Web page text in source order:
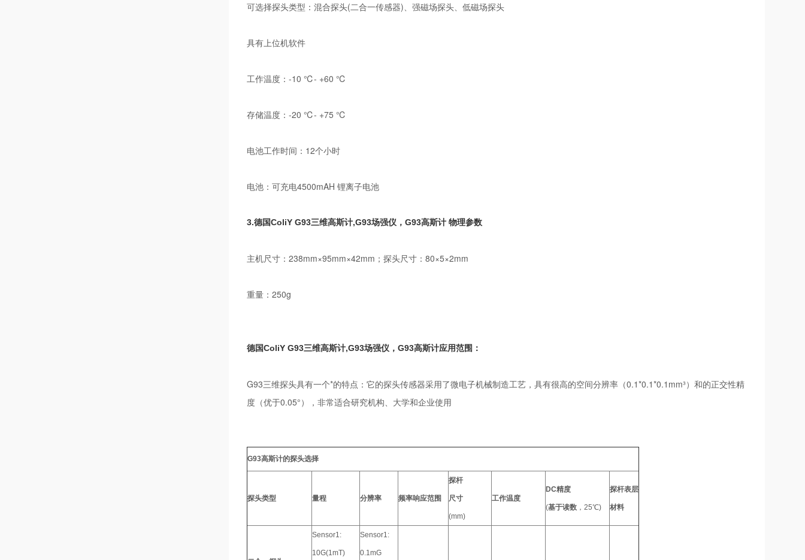
可选择探头类型：混合探头(二合一传感器)、强磁场探头、低磁场探头
具有上位机软件
工作温度：-10 ℃- +60 ℃
存储温度：-20 ℃- +75 ℃
电池工作时间：12个小时
电池：可充电4500mAH 锂离子电池
3.德国ColiY G93三维高斯计,G93场强仪，G93高斯计 物理参数
主机尺寸：238mm×95mm×42mm；探头尺寸：80×5×2mm
重量：250g
德国ColiY G93三维高斯计,G93场强仪，G93高斯计应用范围：
G93三维探头具有一个*的特点：它的探头传感器采用了微电子机械制造工艺，具有很高的空间分辨率（0.1*0.1*0.1mm³）和的正交性精
度（优于0.05°），非常适合研究机构、大学和企业使用
G93高斯计的探头选择
探头类型 量程 分辨率 频率响应范围
探杆
尺寸
(mm)
工作温度
DC精度
(基于读数，25℃)
探杆表层
材料
Sensor1:
10G(1mT)
Sensor1:
0.1mG